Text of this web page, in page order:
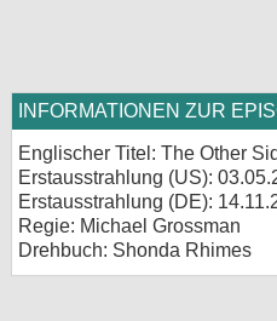
INFORMATIONEN ZUR
Englischer Titel: The Other
Erstausstrahlung (US):
Erstausstrahlung (DE):
Regie: Michael Grossman
Drehbuch: Shonda Rhimes